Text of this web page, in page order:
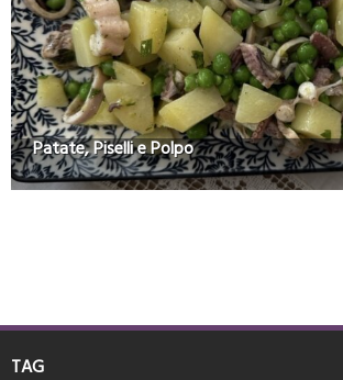
Patate, Piselli e Polpo
TAG